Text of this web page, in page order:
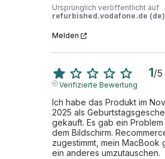
Ursprünglich veröffentlicht auf
refurbished.vodafone.de (de)
Melden
1/5
Verifizierte Bewertung
Ich habe das Produkt im
2025 als
gekauft. Es gab ein Problem
dem Bildschirm.
zugestimmt, mein MacBook
ein anderes umzutauschen.